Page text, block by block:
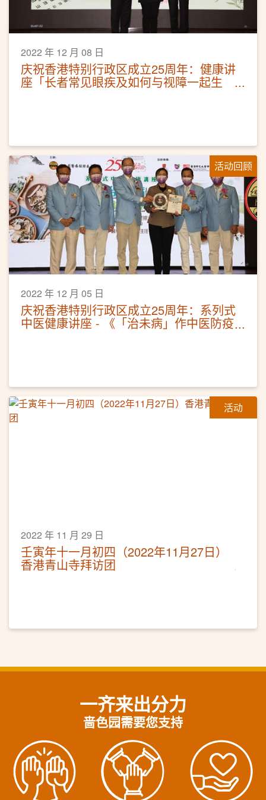
2022 年 12 月 08 日
庆祝香港特别行政区成立25周年：健康讲
座「长者常见眼疾及如何与视障一起生
活动回顾
2022 年 12 月 05 日
庆祝香港特别行政区成立25周年：系列式
中医健康讲座 - 《「治未病」作中医防疫
活动
2022 年 11 月 29 日
壬寅年十一月初四（2022年11月27日）
香港青山寺拜访团
一齐来出分力
啬色园需要您支持